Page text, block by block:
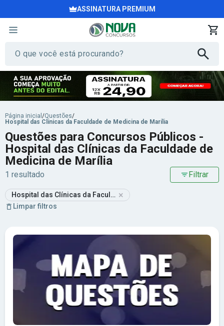
ASSINATURA PREMIUM
Página inicial /Questões/
Hospital das Clínicas da Faculdade de Medicina de Marília
Questões para Concursos Públicos -
Hospital das Clínicas da Faculdade de
Medicina de Marília
1 resultado Filtrar
Hospital das Clínicas da Faculdade de Medicina de Marília
×
Limpar filtros